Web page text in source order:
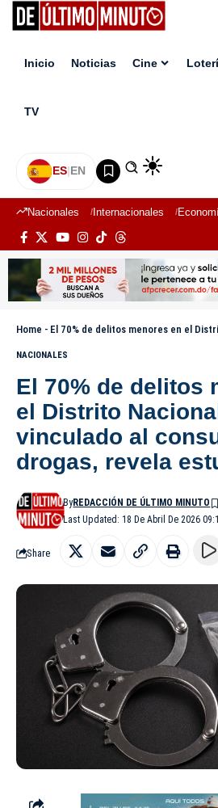
Inicio Noticias Cine
TV
ES|EN
Nacionales Internacionales
Home - El 70% de delitos menores en el Distrito Nacional está
NACIONALES
El 70% de delitos
el Distrito
vinculado al
drogas, revela
Last Updated: 18 De Abril De 2026
ByREDACCIÓN DE ÚLTIMO MINUTO
Share